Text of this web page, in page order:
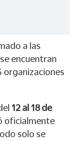
a las
encuentran
organizaciones
12 al 18 de
oficialmente
solo se